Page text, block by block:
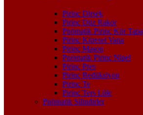
Pirinç Dirsek
Pirinç Düz Rakor
Pnömatik Pirinç Kör Tapa
Pirinç Küresel Vana
Pirinç Maşon
Pnömatik Pirinç Nipel
Pirinç Pres
Pirinç Redüksiyon
Pirinç Te
Pirinç Ters Lüle
Pnömatik Silindirler